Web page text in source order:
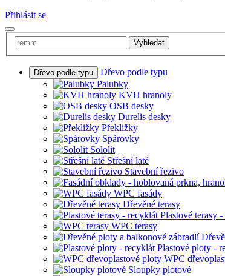
Přihlásit se
Vyhledat
Dřevo podle typu
Dřevo podle typu
Palubky
KVH hranoly
OSB desky
Durelis desky
Překližky
Spárovky
Sololit
Střešní latě
Stavební řezivo
WPC fasády
Dřevěné terasy
Plastové terasy
WPC terasy
Plastové ploty -
WPC
Sloupky plotové